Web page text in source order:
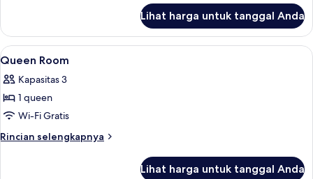
Cleaning
Service)
Kamar
Twin
Deluks,
Asap
Rokok
Cleaning
Service)
Lihat harga untuk tanggal Anda
Lihat
semua
foto
untuk
Queen
Room
Brankas, meja kerja, kedap suara,
5
Queen Room
Kapasitas 3
1 queen
Wi-Fi Gratis
Rincian selengkapnya
Rincian
Lihat harga untuk tanggal Anda